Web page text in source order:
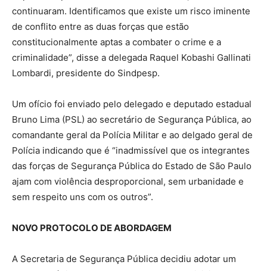
continuaram. Identificamos que existe um risco iminente
de conflito entre as duas forças que estão
constitucionalmente aptas a combater o crime e a
criminalidade”, disse a delegada Raquel Kobashi Gallinati
Lombardi, presidente do Sindpesp.
Um ofício foi enviado pelo delegado e deputado estadual
Bruno Lima (PSL) ao secretário de Segurança Pública, ao
comandante geral da Polícia Militar e ao delgado geral de
Polícia indicando que é “inadmissível que os integrantes
das forças de Segurança Pública do Estado de São Paulo
ajam com violência desproporcional, sem urbanidade e
sem respeito uns com os outros”.
NOVO PROTOCOLO DE ABORDAGEM
A Secretaria de Segurança Pública decidiu adotar um